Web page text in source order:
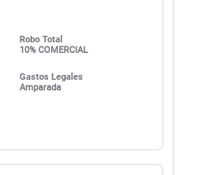
Robo Total
10% COMERCIAL
Gastos Legales
Amparada